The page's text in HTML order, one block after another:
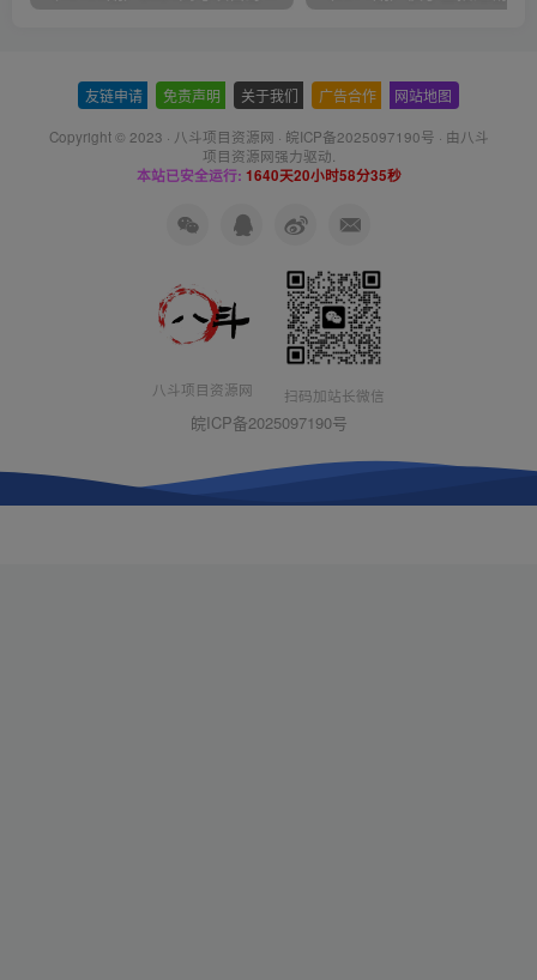
友链申请 免责声明 关于我们 广告合作 网站地图
Copyright © 2023 · 八斗项目资源网 · 皖ICP备2025097190号 · 由八斗
项目资源网强力驱动.
本站已安全运行: 1640天20小时58分36秒
八斗项目资源网 扫码加站长微信
皖ICP备2025097190号